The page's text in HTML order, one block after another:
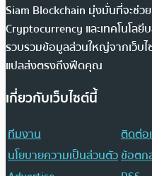
Siam Blockchain มุ่งมั่นที่จะช่ว
Cryptocurrency และเทคโนโลยี
รวบรวมข้อมูลส่วนใหญ่จากเว็บไ
แปลส่งตรงถึงฟีดคุณ
เกี่ยวกับเว็บไซต์นี้
ทีมงาน
ติดต่อ
นโยบายความเป็นส่วนตัวข้อตก